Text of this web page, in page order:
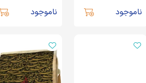
ناموجود ناموجود